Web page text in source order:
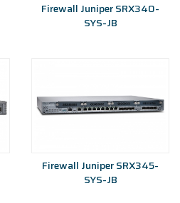
Firewall Juniper SRX340-
SYS-JB
Firewall Juniper SRX345-
SYS-JB